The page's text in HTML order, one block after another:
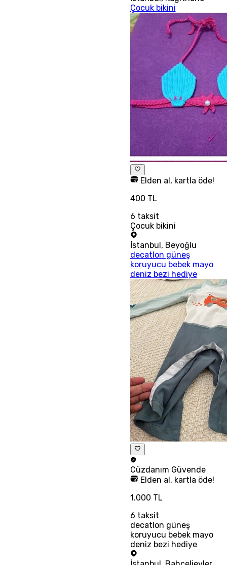
Çocuk bikini
Elden al, kartla öde!
400 TL
6 taksit
Çocuk bikini
İstanbul , Beyoğlu
decatlon güneş
koruyucu bebek mayo
deniz bezi hediye
Cüzdanım Güvende
Elden al, kartla öde!
1.000 TL
6 taksit
decatlon güneş
koruyucu bebek mayo
deniz bezi hediye